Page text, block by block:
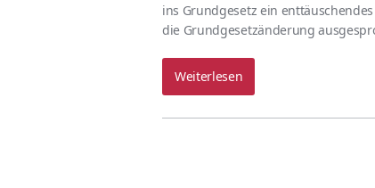
ins Grundgesetz ein
die Grundgesetzänderung
Weiterlesen